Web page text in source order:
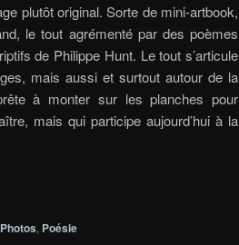
plutôt original. Sorte de mini-artbook,
le tout agrémenté par des poèmes
de Philippe Hunt. Le tout s’articule
mais aussi et surtout autour de la
à monter sur les planches pour
mais qui participe aujourd’hui à la
Photos, Poésie